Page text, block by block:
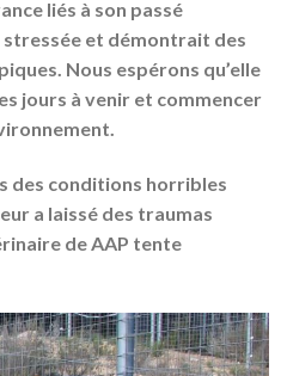
liés à son passé
et démontrait des
Nous espérons qu’elle
jours à venir et commencer
des conditions horribles
a laissé des traumas
de AAP tente